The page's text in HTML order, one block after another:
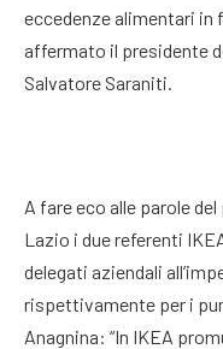
eccedenze alimentari in
affermato il presidente
Salvatore Saraniti.
A fare eco alle parole
Lazio i due referenti
delegati aziendali
rispettivamente per i
Anagnina: “In IKEA